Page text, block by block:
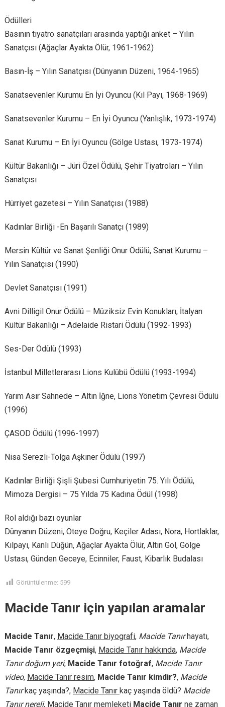
Ödülleri
Basının tiyatro sanatçıları arasında yaptığı anket – Yılın
Sanatçısı (Ağaçlar Ayakta Ölür, 1961-1962)
Basın-İş – Yılın Sanatçısı (Dünyanın Düzeni, 1964-1965)
Sanatsevenler Kurumu En İyi Oyuncu (Kıl Payı, 1968-1969)
Sanatsevenler Kurumu – En İyi Oyuncu (Yanlışlık, 1973-1974)
Sanat Kurumu – En İyi Oyuncu (Gölge Ustası, 1973-1974)
Kültür Bakanlığı – Jüri Özel Ödülü, Şehir Tiyatroları – Yılın
Sanatçısı
Hürriyet gazetesi – Yılın Sanatçısı (1988)
Kadınlar Birliği -En Başarılı Sanatçı (1989)
Mersin Kültür ve Sanat Şenliği Onur Ödülü, Sanat Kurumu –
Yılın Sanatçısı (1990)
Devlet Sanatçısı (1991)
Avni Dilligil Onur Ödülü – Müziksiz Evin Konukları, İtalyan
Kültür Bakanlığı – Adelaide Ristari Ödülü (1992-1993)
Ses-Der Ödülü (1993)
İstanbul Milletlerarası Lions Kulübü Ödülü (1993-1994)
Yarım Asır Sahnede – Altın İğne, Lions Yönetim Çevresi Ödülü
(1996)
ÇASOD Ödülü (1996-1997)
Nisa Serezli-Tolga Aşkıner Ödülü (1997)
Kadınlar Birliği Şişli Şubesi Cumhuriyetin 75. Yılı Ödülü,
Mimoza Dergisi – 75 Yılda 75 Kadına Ödül (1998)
Rol aldığı bazı oyunlar
Dünyanın Düzeni, Öteye Doğru, Keçiler Adası, Nora, Hortlaklar,
Kılpayı, Kanlı Düğün, Ağaçlar Ayakta Ölür, Altın Göl, Gölge
Ustası, Günden Geceye, Ecinniler, Faust, Kibarlık Budalası
Görüntülenme: 599
Macide Tanır için yapılan aramalar
Macide Tanır, Macide Tanır biyografi, Macide Tanırhayatı,
Macide Tanır özgeçmişi, Macide Tanır hakkında, Macide
Tanır doğum yeri, Macide Tanır fotoğraf, Macide Tanır
video, Macide Tanır resim, Macide Tanır kimdir?, Macide
Tanırkaç yaşında?, Macide Tanır kaç yaşında öldü? Macide
Tanır nereli, Macide Tanır memleketi Macide Tanır ne zaman